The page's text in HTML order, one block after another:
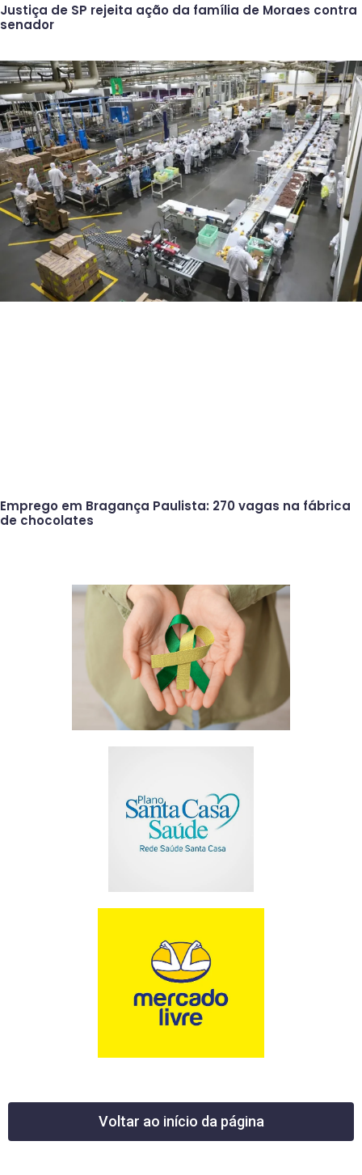
Justiça de SP rejeita ação da família de Moraes contra
senador
Emprego em Bragança Paulista: 270 vagas na fábrica
de chocolates
Voltar ao início da página